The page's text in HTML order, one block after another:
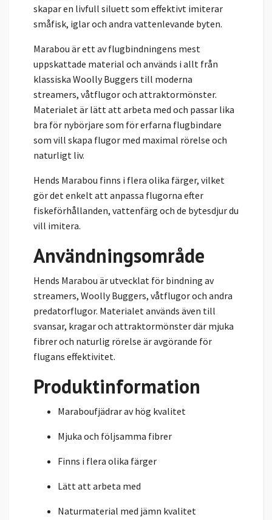
skapar en livfull siluett som effektivt imiterar
småfisk, iglar och andra vattenlevande byten.
Marabou är ett av flugbindningens mest
uppskattade material och används i allt från
klassiska Woolly Buggers till moderna
streamers, våtflugor och attraktormönster.
Materialet är lätt att arbeta med och passar lika
bra för nybörjare som för erfarna flugbindare
som vill skapa flugor med maximal rörelse och
naturligt liv.
Hends Marabou finns i flera olika färger, vilket
gör det enkelt att anpassa flugorna efter
fiskeförhållanden, vattenfärg och de bytesdjur du
vill imitera.
Användningsområde
Hends Marabou är utvecklat för bindning av
streamers, Woolly Buggers, våtflugor och andra
predatorflugor. Materialet används även till
svansar, kragar och attraktormönster där mjuka
fibrer och naturlig rörelse är avgörande för
flugans effektivitet.
Produktinformation
Maraboufjädrar av hög kvalitet
Mjuka och följsamma fibrer
Finns i flera olika färger
Lätt att arbeta med
Naturmaterial med jämn kvalitet